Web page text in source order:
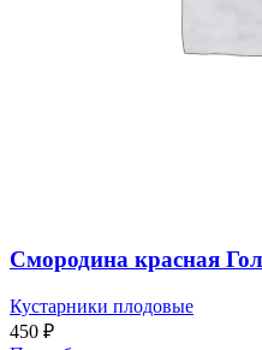
Смородина красная
Кустарники плодовые
450 ₽